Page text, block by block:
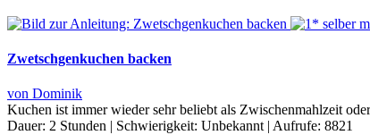
Zwetschgenkuchen backen
von Dominik
Kuchen ist immer wieder sehr beliebt als Zwischenmahlzeit
Dauer: 2 Stunden | Schwierigkeit: Unbekannt | Aufrufe: 8821